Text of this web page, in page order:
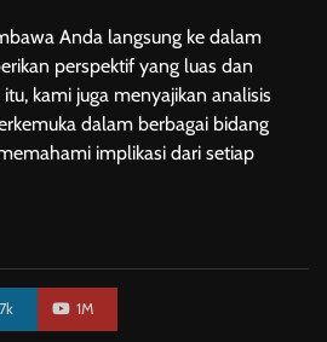
Anda langsung ke dalam
perspektif yang luas dan
kami juga menyajikan analisis
dalam berbagai bidang
implikasi dari setiap
7k 1M